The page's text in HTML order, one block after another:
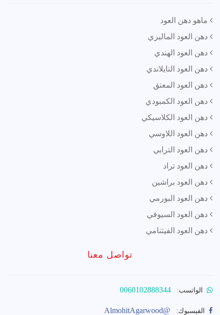
ماهو دهن العود
دهن العود الماليزي
دهن العود الهندي
دهن العود التايلاندي
دهن العود المعتق
دهن العود الكمبودي
دهن العود الكلاسيكي
دهن العود اللاوسي
دهن العود الترابي
دهن العود تراد
دهن العود براشين
دهن العود البورمي
دهن العود السيوفي
دهن العود الفيتنامي
تواصل معنا
الواتسب: 0060102888344
الفيسبوك: @AlmohitAgarwood